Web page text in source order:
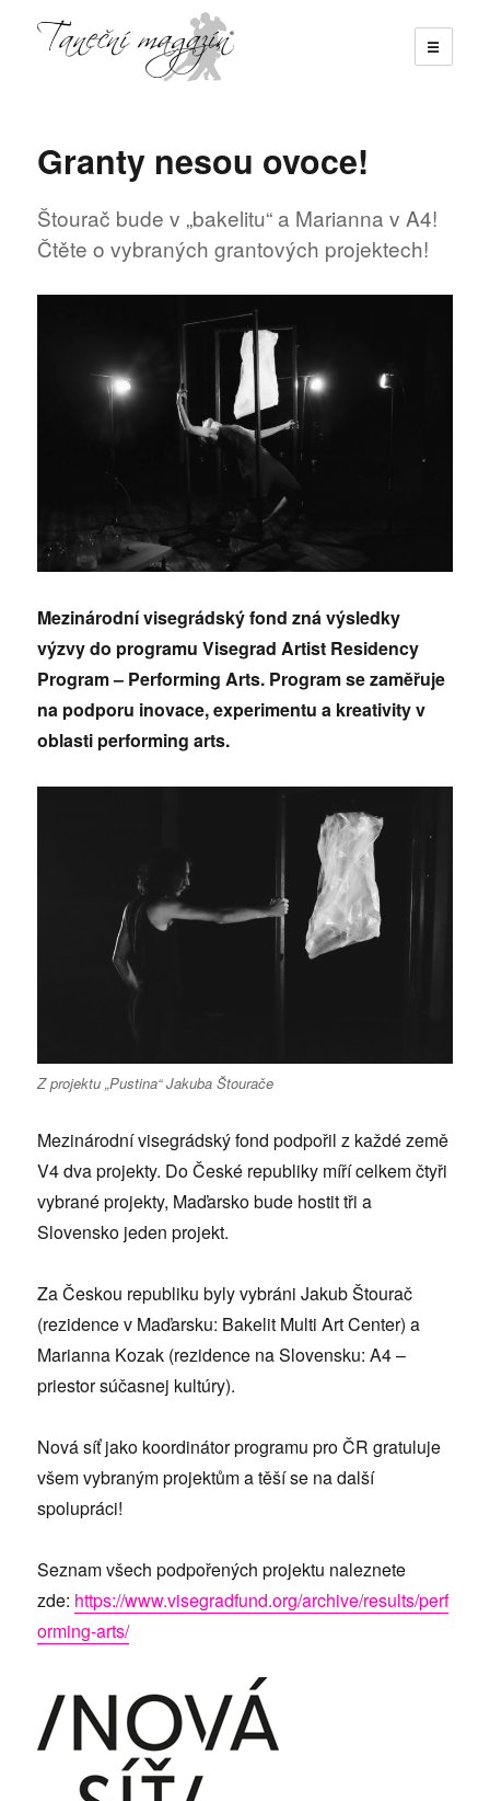
☰
Granty nesou ovoce!
Štourač bude v „bakelitu“ a Marianna v A4!
Čtěte o vybraných grantových projektech!
Mezinárodní visegrádský fond zná výsledky
výzvy do programu Visegrad Artist Residency
Program – Performing Arts. Program se zaměřuje
na podporu inovace, experimentu a kreativity v
oblasti performing arts.
Z projektu „Pustina“ Jakuba Štourače
Mezinárodní visegrádský fond podpořil z každé země
V4 dva projekty. Do České republiky míří celkem čtyři
vybrané projekty, Maďarsko bude hostit tři a
Slovensko jeden projekt.
Za Českou republiku byly vybráni Jakub Štourač
(rezidence v Maďarsku: Bakelit Multi Art Center) a
Marianna Kozak (rezidence na Slovensku: A4 –
priestor súčasnej kultúry).
Nová síť jako koordinátor programu pro ČR gratuluje
všem vybraným projektům a těší se na další
spolupráci!
Seznam všech podpořených projektu naleznete
zde: https://www.visegradfund.org/archive/results/perf
orming-arts/